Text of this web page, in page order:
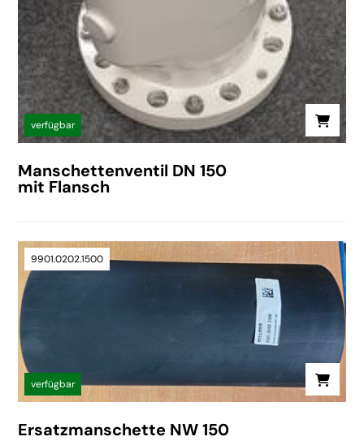
verfügbar
Manschettenventil DN 150
mit Flansch
9901.0202.1500
verfügbar
Ersatzmanschette NW 150